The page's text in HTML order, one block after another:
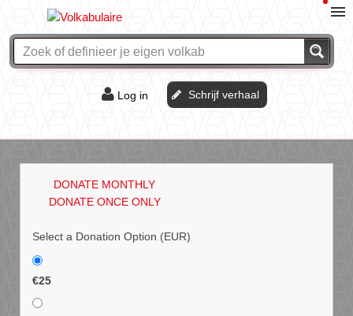
Log in Schrijf verhaal
DONATE MONTHLY
DONATE ONCE ONLY
Select a Donation Option (EUR)
€25